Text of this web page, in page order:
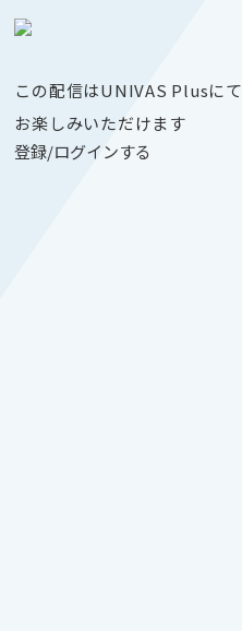
この配信はUNIVAS Plusにて
お楽しみいただけます
登録/ログインする